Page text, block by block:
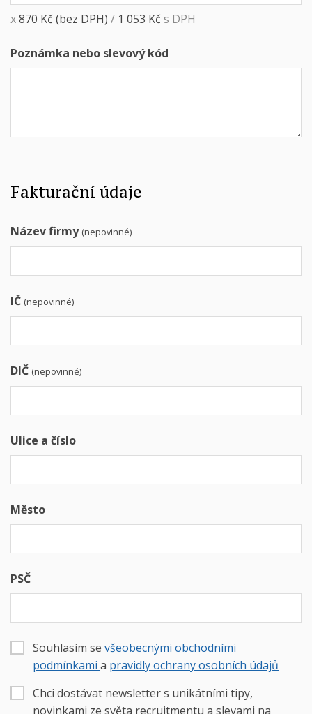
x870 Kč (bez DPH) / 1 053 Kč s DPH
Poznámka nebo slevový kód
Fakturační údaje
Název firmy (nepovinné)
IČ (nepovinné)
DIČ (nepovinné)
Ulice a číslo
Město
PSČ
Souhlasím se všeobecnými obchodními
podmínkami a pravidly ochrany osobních údajů
Chci dostávat newsletter s unikátními tipy,
novinkami ze světa recruitmentu a slevami na